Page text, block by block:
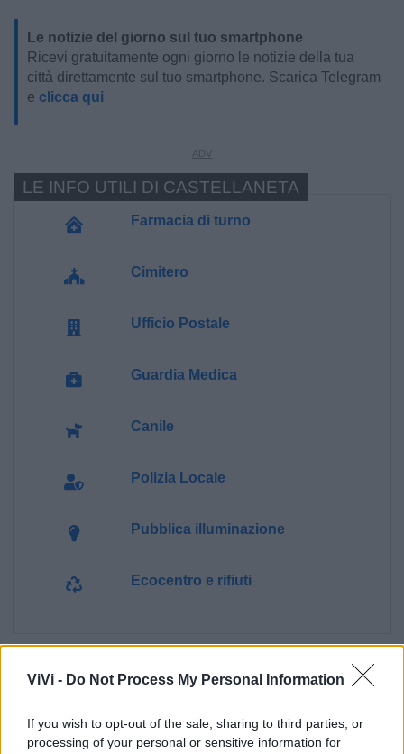
ViVi - Do Not Process My Personal Information
If you wish to opt-out of the sale, sharing to third parties, or
processing of your personal or sensitive information for
Le notizie del giorno sul tuo smartphone
Ricevi gratuitamente ogni giorno le notizie della tua
città direttamente sul tuo smartphone. Scarica Telegram
e clicca qui
Farmacia di turno
Cimitero
Ufficio Postale
Guardia Medica
Canile
Polizia Locale
Pubblica illuminazione
Ecocentro e rifiuti
LE INFO UTILI DI CASTELLANETA